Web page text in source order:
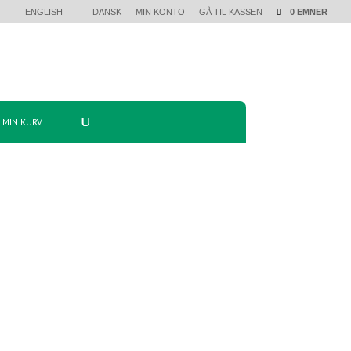
ENGLISH DANSK MIN KONTO GÅ TIL KASSEN 0 EMNER
MIN KURV